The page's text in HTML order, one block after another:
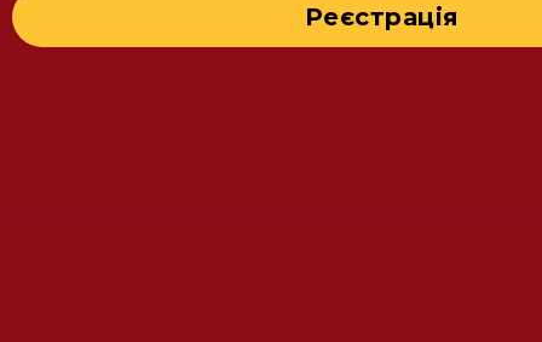
Реєстрація